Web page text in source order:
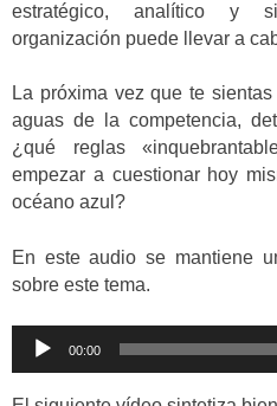
estratégico, analítico y
organización puede llevar a
La próxima vez que te
aguas de la competencia,
¿qué reglas
empezar a cuestionar hoy
océano azul?
En este audio se mantiene
sobre este tema.
Reproductor
00:00